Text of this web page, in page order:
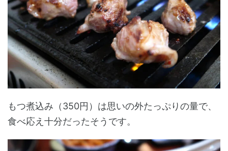
もつ煮込み（350円）は思いの外たっぷりの量で、
食べ応え十分だったそうです。